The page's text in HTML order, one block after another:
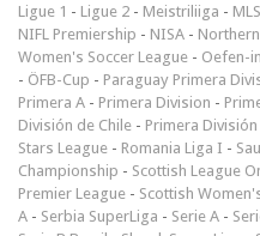
Ligue 1 - Ligue 2 - Meistriliiga - MLS
NIFL Premiership - NISA -
Women's Soccer League - Oefen-
- ÖFB-Cup - Paraguay Primera
Primera A - Primera Division -
División de Chile - Primera División
Stars League - Romania Liga I -
Championship - Scottish League
Premier League - Scottish
A - Serbia SuperLiga - Serie A -